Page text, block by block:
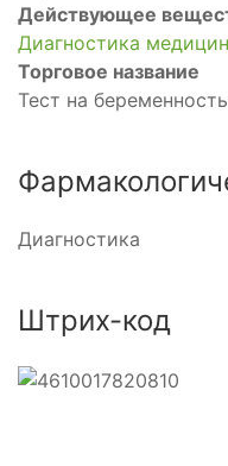
Действующее
Диагностика
Торговое название
Тест на
Диагностика
Штрих-код